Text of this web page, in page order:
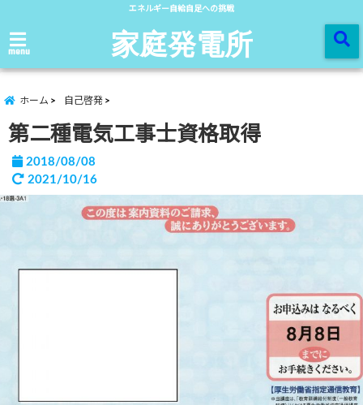
エネルギー自給自足への挑戦
menu 家庭発電所
ホーム 自己啓発
第二種電気工事士資格取得
2018/08/08
2021/10/16